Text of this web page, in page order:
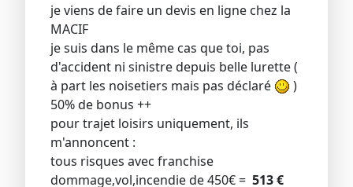
je viens de faire un devis en ligne chez la
MACIF
je suis dans le même cas que toi, pas
d'accident ni sinistre depuis belle lurette (
à part les noisetiers mais pas déclaré
)
50% de bonus ++
pour trajet loisirs uniquement, ils
m'annoncent :
tous risques avec franchise
dommage,vol,incendie de 450€ = 513 €